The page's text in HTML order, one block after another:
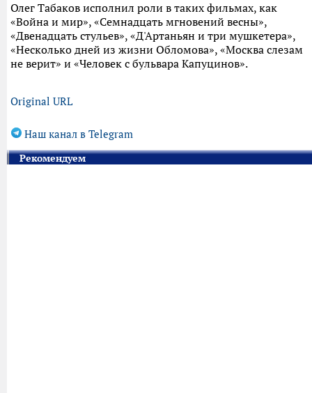
Олег Табаков исполнил роли в таких фильмах, как
«Война и мир», «Семнадцать мгновений весны»,
«Двенадцать стульев», «Д'Артаньян и три мушкетера»,
«Несколько дней из жизни Обломова», «Москва слезам
не верит» и «Человек с бульвара Капуцинов».
Original URL
Наш канал в Telegram
Рекомендуем